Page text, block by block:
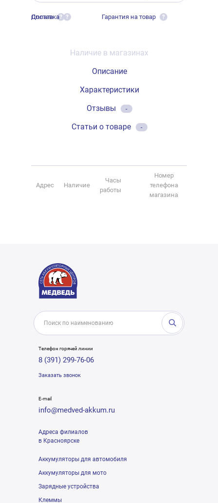
Оплата ?
Доставка ? Гарантия на товар ?
Наличие в магазинах
Описание
Характеристики
Отзывы
-
Статьи о товаре -
Адрес Наличие
Часы
работы
Номер
телефона
магазина
Телефон горячей линии
8 (391) 299-76-06
Заказать звонок
E-mail
info@medved-akkum.ru
Адреса филиалов
в Красноярске
Аккумуляторы для автомобиля
Аккумуляторы для мото
Зарядные устройства
Клеммы